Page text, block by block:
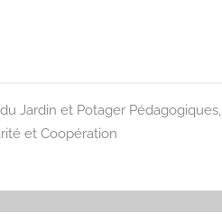
Jardin et Potager Pédagogiques,
et Coopération